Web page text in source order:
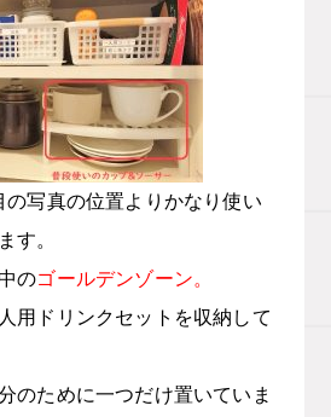
の写真の位置よりかなり使い
す。
のゴールデンゾーン。
用ドリンクセットを収納して
のために一つだけ置いていま